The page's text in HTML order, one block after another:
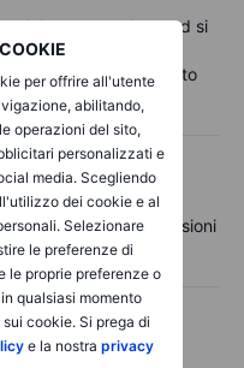
per offrire all'utente
abilitando,
operazioni del sito,
personalizzati e
media. Scegliendo
dei cookie e al
Selezionare
le preferenze di
le proprie preferenze o
qualsiasi momento
cookie. Si prega di
e la nostra privacy
del mercato - I record si
alle speranze di un
di Hormuz - 5 agosto
04 agosto 2026, ore
delle mega-cap, tensioni
- 4 agosto 2026
04 agosto 2026, ore